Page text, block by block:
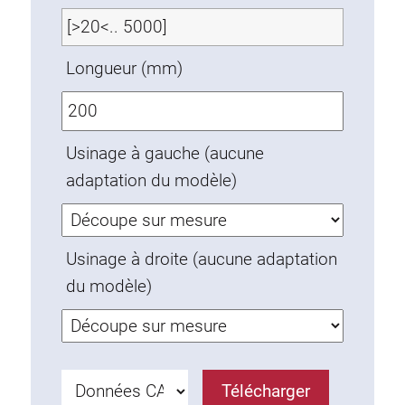
Ecrous à ressort
Sécurités de torsion
Raccordements à filet
Éléments de Raccordements de fond
Éléments de galets
Éléments plastiques
Conduites de câbles
Eléments de surface
Charnières et Articulations
Ferrure
Éléments pneumatique
Éléments dynamique
Elément d’angle
Colonne Elevatrice
Longueur (mm)
Usinage à gauche (aucune
adaptation du modèle)
Usinage à droite (aucune adaptation
du modèle)
Télécharger